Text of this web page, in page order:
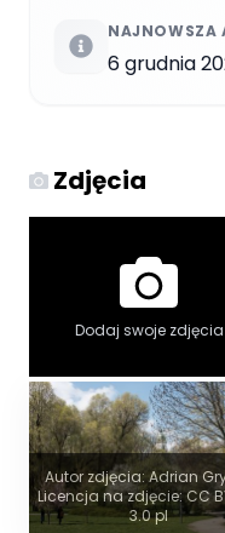
NAJNOWSZA
6 grudnia
Zdjęcia
Dodaj swoje zdjęcia
Autor zdjęcia: Adrian
Licencja na zdjęcie: CC
3.0 pl